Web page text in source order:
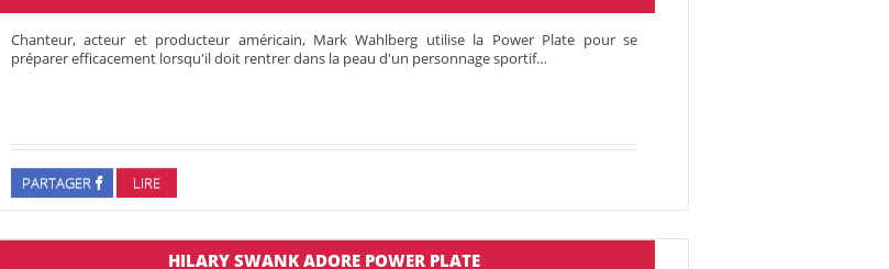
Chanteur, acteur et producteur américain, Mark Wahlberg utilise la Power Plate pour se
préparer efficacement lorsqu'il doit rentrer dans la peau d'un personnage sportif…
PARTAGER LIRE
HILARY SWANK ADORE POWER PLATE